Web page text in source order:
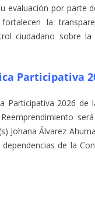
evaluación por parte
la
ciudadano sobre la
Participativa
Participativa 2026 de
Johana Álvarez
de la